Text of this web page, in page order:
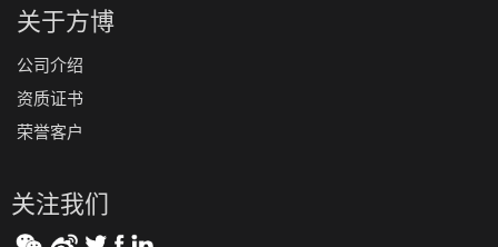
关于方博
公司介绍
资质证书
荣誉客户
关注我们